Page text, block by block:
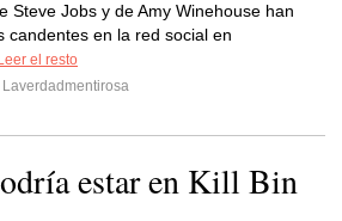
Steve Jobs y de Amy Winehouse han
candentes en la red social en
Leer el resto
Laverdadmentirosa
estar en Kill Bin